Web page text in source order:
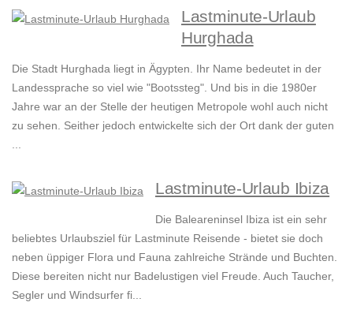
Lastminute-Urlaub
Hurghada
Die Stadt Hurghada liegt in Ägypten. Ihr Name bedeutet in der
Landessprache so viel wie "Bootssteg". Und bis in die 1980er
Jahre war an der Stelle der heutigen Metropole wohl auch nicht
zu sehen. Seither jedoch entwickelte sich der Ort dank der guten
Lastminute-Urlaub Ibiza
Die Baleareninsel Ibiza ist ein sehr
beliebtes Urlaubsziel für Lastminute Reisende - bietet sie doch
neben üppiger Flora und Fauna zahlreiche Strände und Buchten.
Diese bereiten nicht nur Badelustigen viel Freude. Auch Taucher,
Segler und Windsurfer fi...